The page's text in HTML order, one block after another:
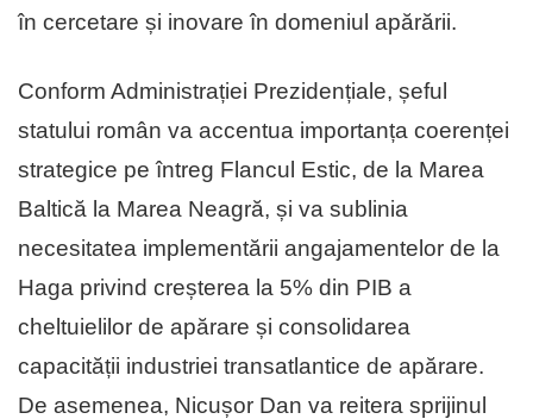
în cercetare și inovare în domeniul apărării.
Conform Administrației Prezidențiale, șeful
statului român va accentua importanța coerenței
strategice pe întreg Flancul Estic, de la Marea
Baltică la Marea Neagră, și va sublinia
necesitatea implementării angajamentelor de la
Haga privind creșterea la 5% din PIB a
cheltuielilor de apărare și consolidarea
capacității industriei transatlantice de apărare.
De asemenea, Nicușor Dan va reitera sprijinul